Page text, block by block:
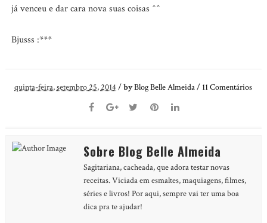
já venceu e dar cara nova suas coisas ^^
Bjusss :***
quinta-feira, setembro 25, 2014/byBlog Belle Almeida/ 11Comentários
Sobre Blog Belle Almeida
Sagitariana, cacheada, que adora testar novas
receitas. Viciada em esmaltes, maquiagens, filmes,
séries e livros! Por aqui, sempre vai ter uma boa
dica pra te ajudar!